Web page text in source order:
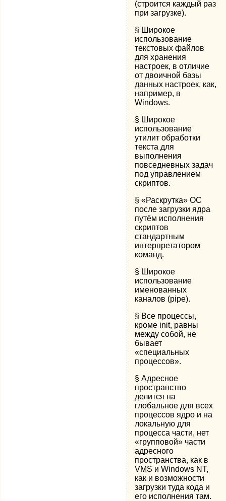
(строится каждый раз
при загрузке).
§ Широкое
использование
текстовых файлов
для хранения
настроек, в отличие
от двоичной базы
данных настроек, как,
например, в
Windows.
§ Широкое
использование
утилит обработки
текста для
выполнения
повседневных задач
под управлением
скриптов.
§ «Раскрутка» ОС
после загрузки ядра
путём исполнения
скриптов
стандартным
интерпретатором
команд.
§ Широкое
использование
именованных
каналов (pipe).
§ Все процессы,
кроме init, равны
между собой, не
бывает
«специальных
процессов».
§ Адресное
пространство
делится на
глобальное для всех
процессов ядро и на
локальную для
процесса части, нет
«групповой» части
адресного
пространства, как в
VMS и Windows NT,
как и возможности
загрузки туда кода и
его исполнения там.